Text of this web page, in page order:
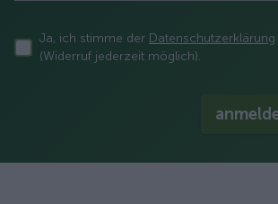
Ja, ich stimme der Datenschutzerklärung
(Widerruf jederzeit möglich).